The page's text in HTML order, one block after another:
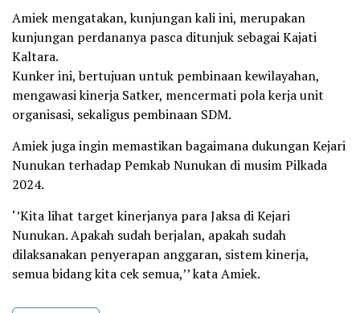
Amiek mengatakan, kunjungan kali ini, merupakan
kunjungan perdananya pasca ditunjuk sebagai Kajati
Kaltara.
Kunker ini, bertujuan untuk pembinaan kewilayahan,
mengawasi kinerja Satker, mencermati pola kerja unit
organisasi, sekaligus pembinaan SDM.
Amiek juga ingin memastikan bagaimana dukungan Kejari
Nunukan terhadap Pemkab Nunukan di musim Pilkada
2024.
‘’Kita lihat target kinerjanya para Jaksa di Kejari
Nunukan. Apakah sudah berjalan, apakah sudah
dilaksanakan penyerapan anggaran, sistem kinerja,
semua bidang kita cek semua,’’ kata Amiek.